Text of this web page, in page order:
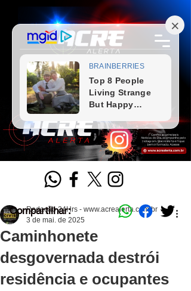
Caminhonete
desgovernada destrói
residência e ocupantes
Redação 24Hrs - www.acrealerta.com.br
3 de mai. de 2025
Compartilhar: